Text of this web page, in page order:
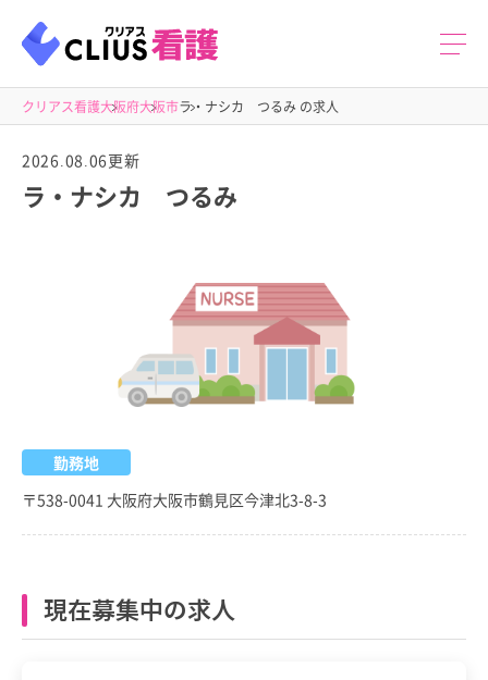
クリアス看護大阪府大阪市ラ・ナシカ つるみ の求人
2026.08.06更新
ラ・ナシカ つるみ
勤務地
〒538-0041 大阪府大阪市鶴見区今津北3-8-3
現在募集中の求人